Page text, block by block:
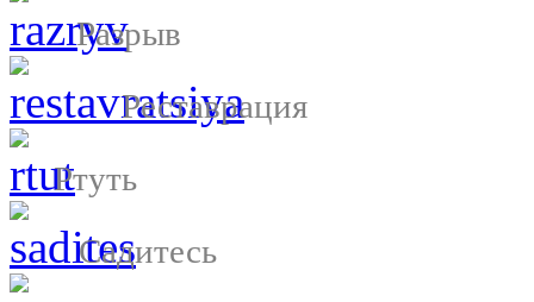
Разрыв
Реставрация
Ртуть
Садитесь